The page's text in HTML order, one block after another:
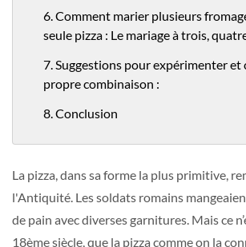
6. Comment marier plusieurs
seule pizza : Le mariage à trois,
7. Suggestions pour expérimenter et
propre combinaison :
8. Conclusion
La pizza, dans sa forme la plus primitive,
l'Antiquité. Les soldats romains
de pain avec diverses garnitures. Mais ce
18ème siècle, que la pizza comme on la